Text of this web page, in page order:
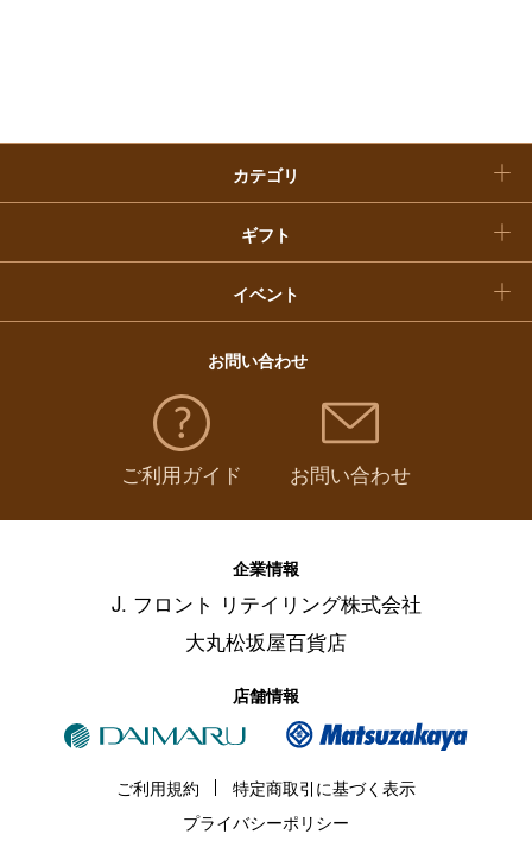
カテゴリ
ギフト
イベント
福袋
お問い合わせ
ご利用ガイド お問い合わせ
企業情報
J. フロント リテイリング株式会社
大丸松坂屋百貨店
店舗情報
ご利用規約
特定商取引に基づく表示
プライバシーポリシー